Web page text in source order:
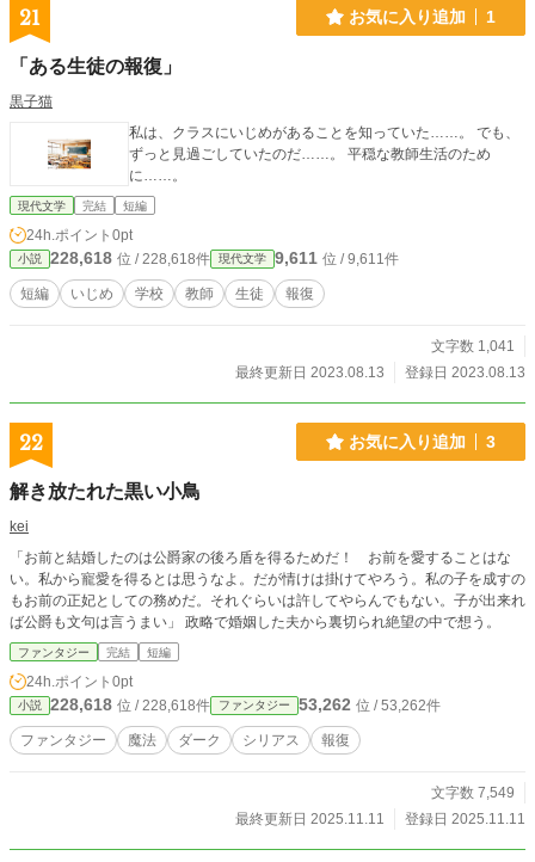
21 お気に入り追加 1
「ある生徒の報復」
黒子猫
私は、クラスにいじめがあることを知っていた……。 でも、
ずっと見過ごしていたのだ……。 平穏な教師生活のため
に……。
現代文学 完結 短編
24h.ポイント 0pt
小説 228,618 位 / 228,618件 現代文学 9,611 位 / 9,611件
短編 いじめ 学校 教師 生徒 報復
文字数 1,041
最終更新日 2023.08.13
登録日 2023.08.13
22 お気に入り追加 3
解き放たれた黒い小鳥
kei
「お前と結婚したのは公爵家の後ろ盾を得るためだ！ お前を愛することはな
い。私から寵愛を得るとは思うなよ。だが情けは掛けてやろう。私の子を成すの
もお前の正妃としての務めだ。それぐらいは許してやらんでもない。子が出来れ
ば公爵も文句は言うまい」 政略で婚姻した夫から裏切られ絶望の中で想う。
ファンタジー 完結 短編
24h.ポイント 0pt
小説 228,618 位 / 228,618件 ファンタジー 53,262 位 / 53,262件
ファンタジー 魔法 ダーク シリアス 報復
文字数 7,549
最終更新日 2025.11.11
登録日 2025.11.11